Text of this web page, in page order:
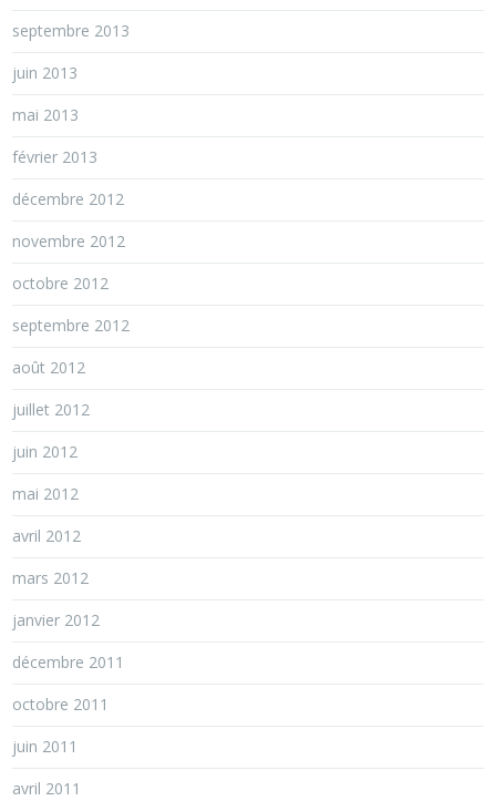
septembre 2013
juin 2013
mai 2013
février 2013
décembre 2012
novembre 2012
octobre 2012
septembre 2012
août 2012
juillet 2012
juin 2012
mai 2012
avril 2012
mars 2012
janvier 2012
décembre 2011
octobre 2011
juin 2011
avril 2011